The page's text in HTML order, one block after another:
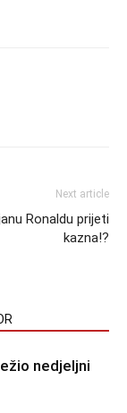
Next article
Ronaldu prijeti
kazna!?
nedjeljni